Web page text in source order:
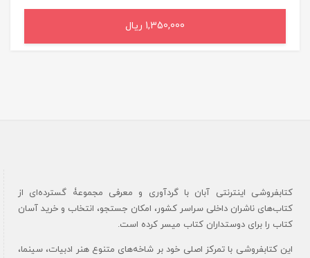
1,350,000 ریال
افزودن به سبد خرید
کتابفروشی اینترنتی آبان با گردآوری و معرفی مجموعۀ گسترده‌ای از
کتاب‌های ناشران داخلی سراسر کشور، امکان جستجو، انتخاب و خرید آسان
کتاب را برای دوستداران کتاب میسر کرده است.
این کتابفروشی با تمرکز اصلی خود بر شاخه‌های متنوع هنر ادبیات، سینما،